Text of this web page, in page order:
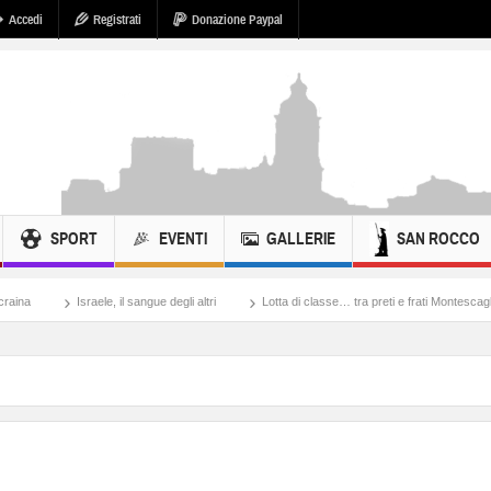
Accedi Registrati Donazione Paypal
SPORT EVENTI GALLERIE SAN ROCCO
il sangue degli altri Lotta di classe… tra preti e frati Montescaglioso